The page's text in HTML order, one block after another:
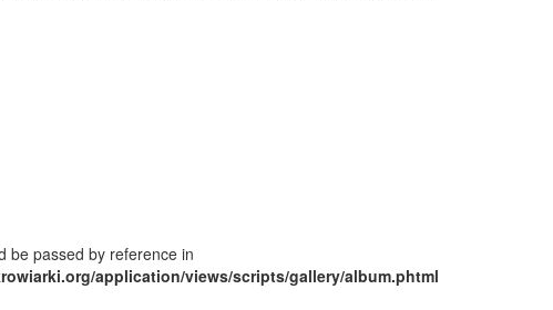
be passed by reference in
application/views/scripts/gallery/album.phtml